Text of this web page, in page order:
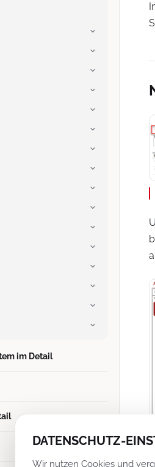
im Detail
DATENSCHUTZ-
Wir nutzen Cookies und